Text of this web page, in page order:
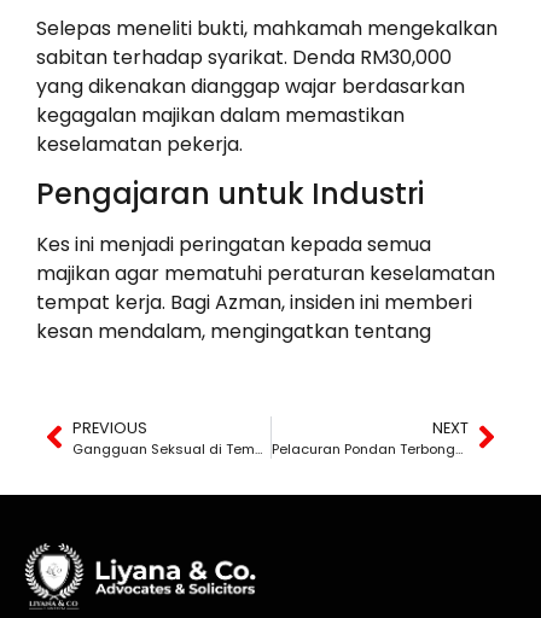
Selepas meneliti bukti, mahkamah mengekalkan
sabitan terhadap syarikat. Denda RM30,000
yang dikenakan dianggap wajar berdasarkan
kegagalan majikan dalam memastikan
keselamatan pekerja.
Pengajaran untuk Industri
Kes ini menjadi peringatan kepada semua
majikan agar mematuhi peraturan keselamatan
tempat kerja. Bagi Azman, insiden ini memberi
kesan mendalam, mengingatkan tentang
PREVIOUS
Gangguan Seksual di Tempat Kerja
NEXT
Pelacuran Pondan Terbongkar